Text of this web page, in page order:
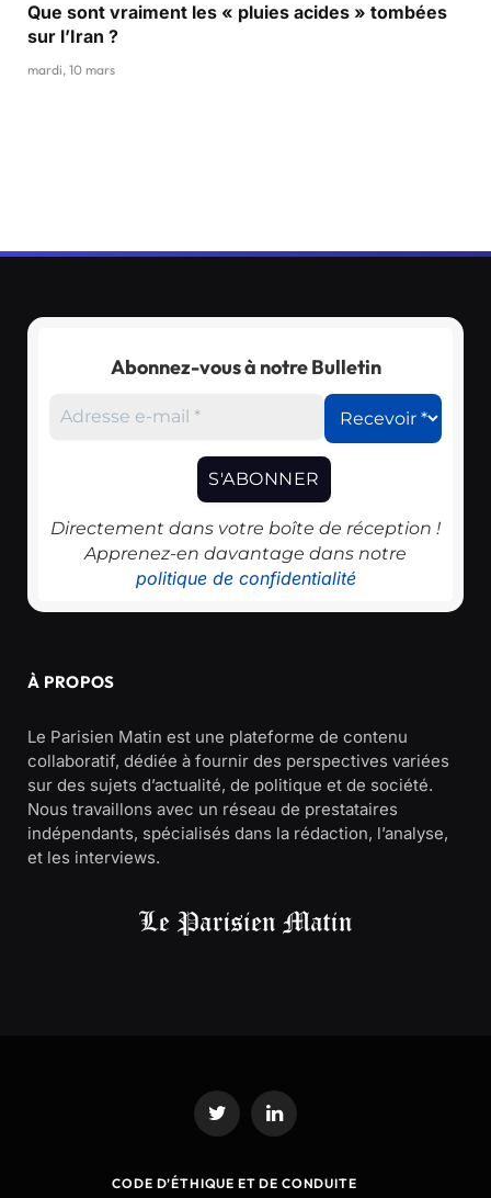
Que sont vraiment les « pluies acides » tombées
sur l’Iran ?
mardi, 10 mars
Abonnez-vous à notre Bulletin
Directement dans votre boîte de réception !
Apprenez-en davantage dans notre
politique de confidentialité
À PROPOS
Le Parisien Matin est une plateforme de contenu
collaboratif, dédiée à fournir des perspectives variées
sur des sujets d’actualité, de politique et de société.
Nous travaillons avec un réseau de prestataires
indépendants, spécialisés dans la rédaction, l’analyse,
et les interviews.
Twitter LinkedIn
CODE D’ÉTHIQUE ET DE CONDUITE